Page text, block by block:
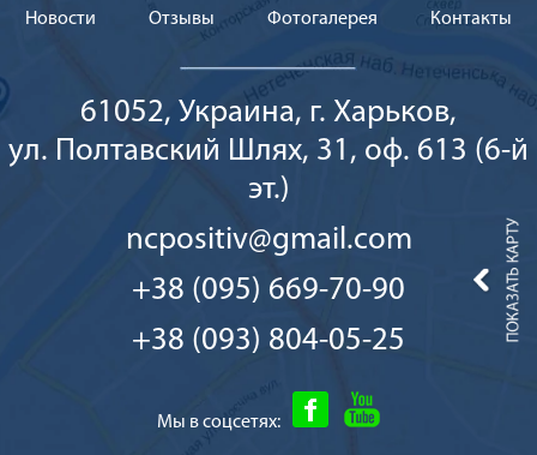
Новости
Отзывы Фотогалерея Контакты
61052, Украина, г. Харьков,
ул. Полтавский Шлях, 31, оф. 613 (6-й
эт.)
ncpositiv@gmail.com
+38 (095) 669-70-90
+38 (093) 804-05-25
Мы в соцсетях: